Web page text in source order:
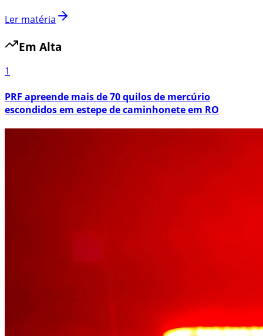
Ler matéria
Em Alta
1
PRF apreende mais de 70 quilos de mercúrio
escondidos em estepe de caminhonete em RO